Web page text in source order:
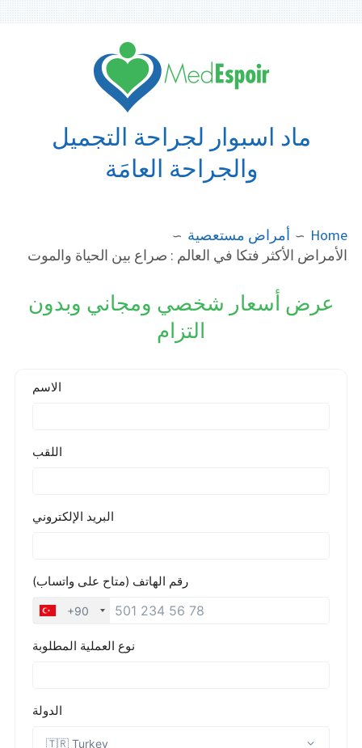
ماد اسبوار لجراحة التجميل
والجراحة العامَة
Home
أمراض مستعصية
الأمراض الأكثر فتكا في العالم : صراع بين الحياة والموت
عرض أسعار شخصي ومجاني وبدون
التزام